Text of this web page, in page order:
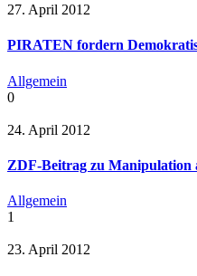
27. April 2012
PIRATEN fordern
Allgemein
0
24. April 2012
ZDF-Beitrag zu Manipulation
Allgemein
1
23. April 2012